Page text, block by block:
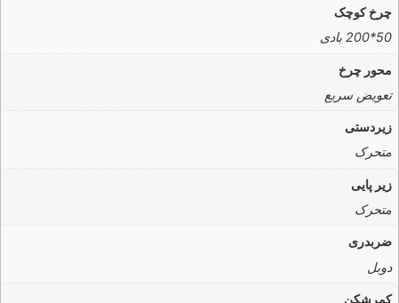
چرخ کوچک
50*200 بادی
محور چرخ
تعویض سریع
زیردستی
متحرک
زیر پایی
متحرک
ضربدری
دوبل
کمرشکن